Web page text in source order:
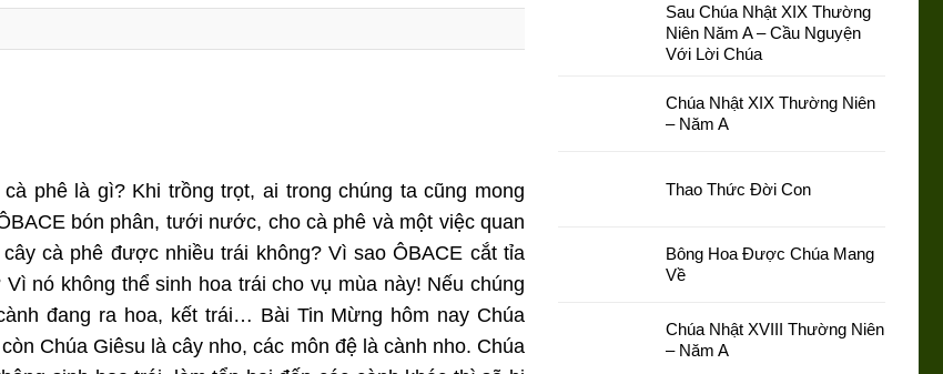
phê là gì? Khi trồng trọt, ai trong chúng ta cũng mong
bón phân, tưới nước, cho cà phê và một việc quan
cà phê được nhiều trái không? Vì sao ÔBACE cắt tỉa
nó không thể sinh hoa trái cho vụ mùa này! Nếu chúng
đang ra hoa, kết trái… Bài Tin Mừng hôm nay Chúa
Chúa Giêsu là cây nho, các môn đệ là cành nho. Chúa
Sau Chúa Nhật XIX Thường
Niên Năm A – Cầu Nguyện
Với Lời Chúa
Chúa Nhật XIX Thường Niên
– Năm A
Thao Thức Đời Con
Bông Hoa Được Chúa Mang
Về
Chúa Nhật XVIII Thường Niên
– Năm A